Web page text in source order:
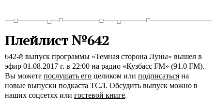
Плейлист №642
642-й выпуск программы «Темная сторона Луны» вышел в
эфир 01.08.2017 г. в 22:00 на радио «Кузбасс FM» (91.0 FM).
Вы можете послушать его целиком или подписаться на
новые выпуски подкаста ТСЛ. Обсудить выпуск можно в
наших соцсетях или гостевой книге.